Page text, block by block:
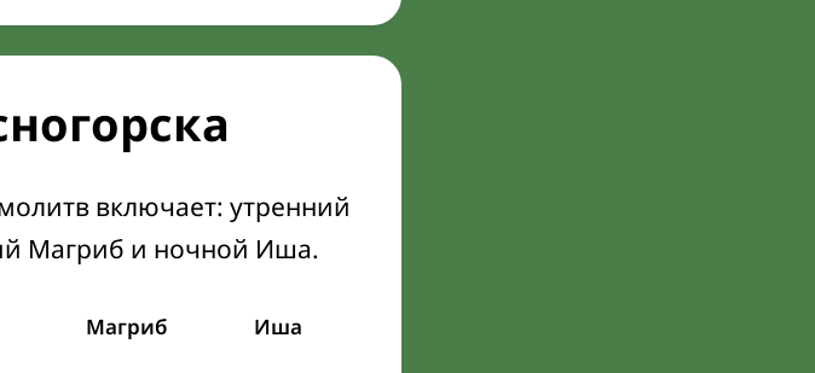
включает: утренний
Магриб и ночной Иша.
Магриб Иша